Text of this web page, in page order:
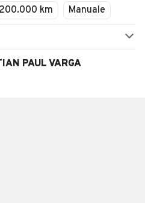
200.000 km Manuale
PAUL VARGA